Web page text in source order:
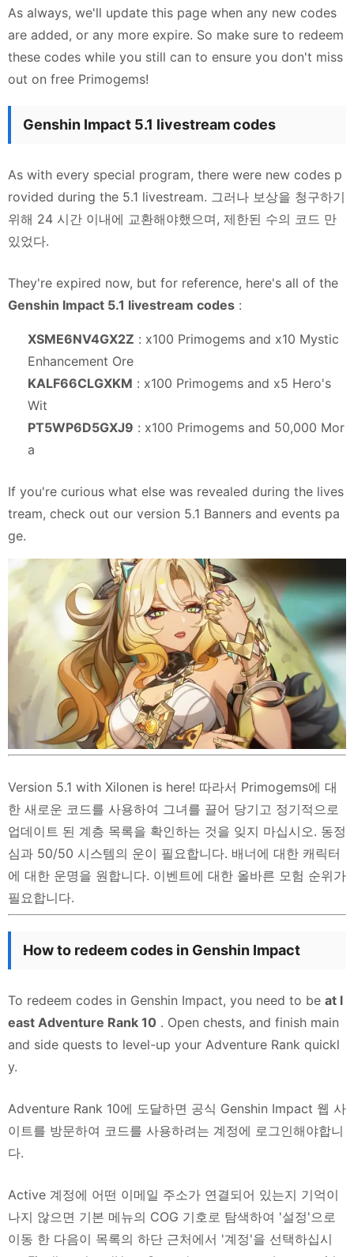
As always, we'll update this page when any new codes
are added, or any more expire. So make sure to redeem
these codes while you still can to ensure you don't miss
out on free Primogems!
Genshin Impact 5.1 livestream codes
As with every special program, there were new codes p
rovided during the 5.1 livestream. 그러나 보상을 청구하기
위해 24 시간 이내에 교환해야했으며, 제한된 수의 코드 만
있었다.
They're expired now, but for reference, here's all of the
Genshin Impact 5.1 livestream codes :
XSME6NV4GX2Z : x100 Primogems and x10 Mystic
Enhancement Ore
KALF66CLGXKM : x100 Primogems and x5 Hero's
Wit
PT5WP6D5GXJ9 : x100 Primogems and 50,000 Mor
a
If you're curious what else was revealed during the lives
tream, check out our version 5.1 Banners and events pa
ge.
Version 5.1 with Xilonen is here! 따라서 Primogems에 대
한 새로운 코드를 사용하여 그녀를 끌어 당기고 정기적으로
업데이트 된 계층 목록을 확인하는 것을 잊지 마십시오. 동정
심과 50/50 시스템의 운이 필요합니다. 배너에 대한 캐릭터
에 대한 운명을 원합니다. 이벤트에 대한 올바른 모험 순위가
필요합니다.
How to redeem codes in Genshin Impact
To redeem codes in Genshin Impact, you need to be at l
east Adventure Rank 10 . Open chests, and finish main
and side quests to level-up your Adventure Rank quickl
y.
Adventure Rank 10에 도달하면 공식 Genshin Impact 웹 사
이트를 방문하여 코드를 사용하려는 계정에 로그인해야합니
다.
Active 계정에 어떤 이메일 주소가 연결되어 있는지 기억이
나지 않으면 기본 메뉴의 COG 기호로 탐색하여 '설정'으로
이동 한 다음이 목록의 하단 근처에서 '계정'을 선택하십시